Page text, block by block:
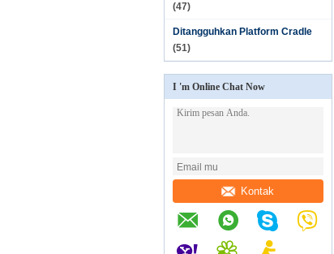
(47)
Ditangguhkan Platform Cradle
(51)
I 'm Online Chat Now
Kontak